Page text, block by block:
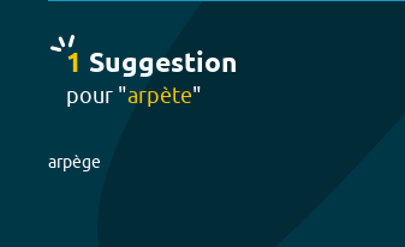
1 Suggestion
pour "arpète"
arpège